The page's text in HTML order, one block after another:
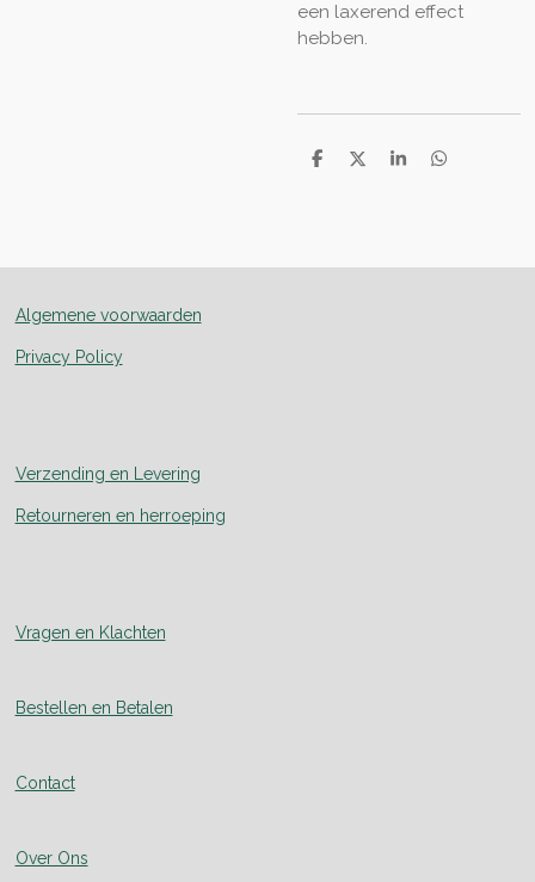
een laxerend effect
hebben.
D
D
S
D
Algemene voorwaarden
Privacy Policy
Verzending en Levering
Retourneren en herroeping
Vragen en Klachten
Bestellen en Betalen
Contact
Over Ons